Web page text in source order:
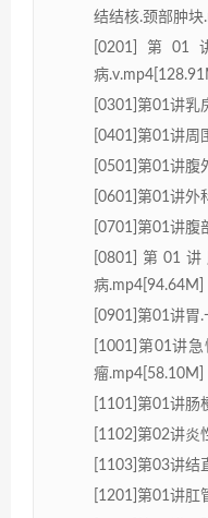
结结核.颈部肿块
[0201]第
病
[0301]第01讲乳
[0401]第01讲周
[0501]第01讲腹
[0601]第01讲外
[0701]第01讲腹
[0801]第01
病.mp4[94.64M]
[0901]第01讲胃
[1001]第01讲
瘤.mp4[58.10M]
[1101]第01讲肠
[1102]第02讲炎
[1103]第03讲结
[1201]第01讲肛